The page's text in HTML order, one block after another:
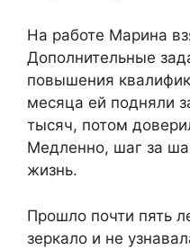
На работе Марина
Дополнительные
повышения
месяца ей подняли
тысяч, потом
Медленно, шаг за
жизнь.
Прошло почти пять
зеркало и не